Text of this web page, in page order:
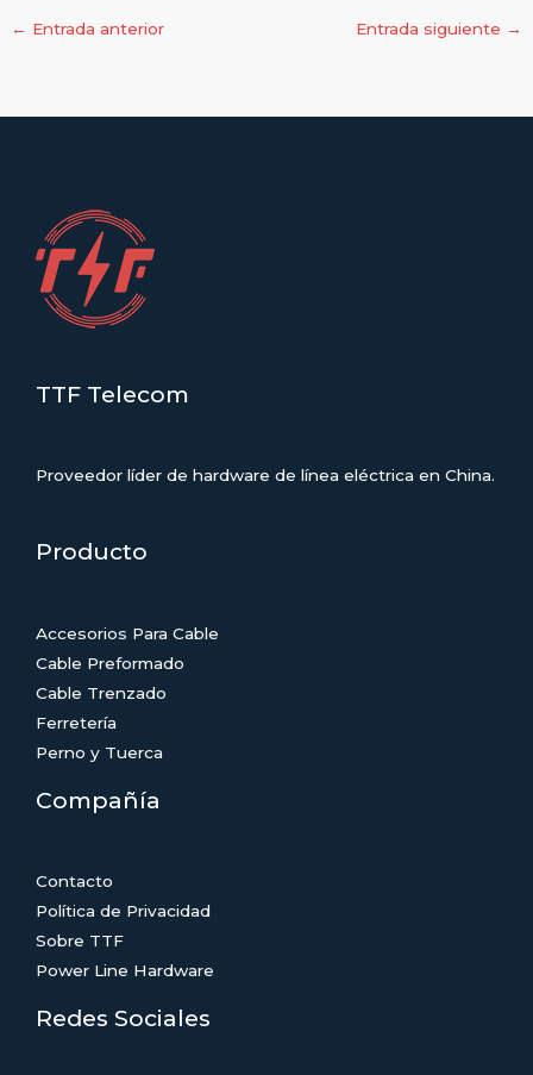
← Entrada anterior Entrada siguiente →
TTF Telecom
Proveedor líder de hardware de línea eléctrica en China.
Producto
Accesorios Para Cable
Cable Preformado
Cable Trenzado
Ferretería
Perno y Tuerca
Compañía
Contacto
Política de Privacidad
Sobre TTF
Power Line Hardware
Redes Sociales